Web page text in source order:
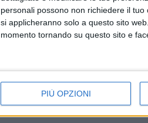
personali possono non richiedere il
si applicheranno solo a questo sito
momento tornando su questo sito e
PIÙ OPZIONI